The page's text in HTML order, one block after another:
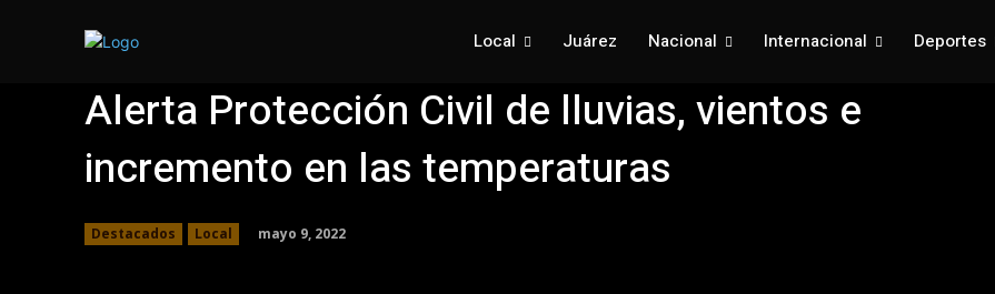
Local Juárez Nacional Internacional Deportes
Alerta Protección Civil de lluvias, vientos e
incremento en las temperaturas
Destacados Local mayo 9, 2022